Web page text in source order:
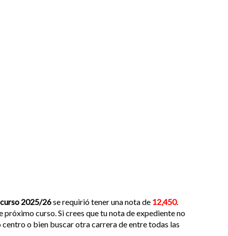
curso 2025/26se requirió tener una nota de 12,450.
curso. Si crees que tu nota de expediente no
centro o bien buscar otra carrera de entre todas las